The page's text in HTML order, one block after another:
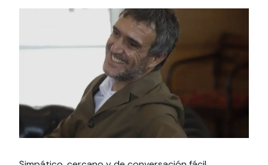
estadías
International
students
vinculación con la
Extensión Cultural
Te puede interesar:Filantropía y Donaciones
intercambio
Servicios y apoyos
Explora el campus
Uandes